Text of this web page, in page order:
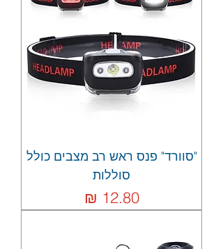
"סוורד" פנס ראש רב מצבים כולל
סוללות
מחיר‏12.80 ‏₪